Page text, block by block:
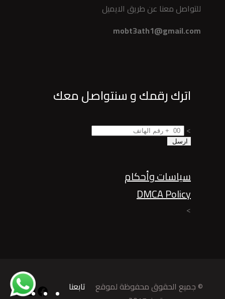
للتواصل معنا عن طريق الايميل
mobt3ath1@gmail.com
اترك رقمك و سنتواصل معك
>
سياسات وأحكام
DMCA Policy
>
© جميع الحقوق محفوظة لموقع
تابعنا
Facebook